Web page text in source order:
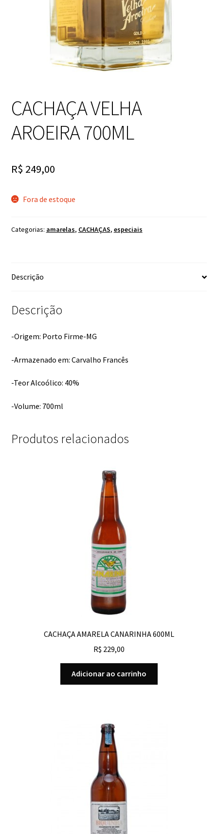
CACHAÇA VELHA
AROEIRA 700ML
R$ 249,00
Fora de estoque
Categorias: amarelas, CACHAÇAS, especiais
Descrição
Descrição
-Origem: Porto Firme-MG
-Armazenado em: Carvalho Francês
-Teor Alcoólico: 40%
-Volume: 700ml
Produtos relacionados
CACHAÇA AMARELA CANARINHA 600ML
R$ 229,00
Adicionar ao carrinho